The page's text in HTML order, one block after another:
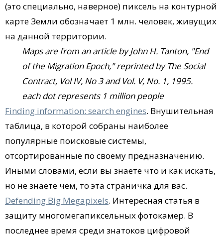
(это специально, наверное) пиксель на контурной
карте Земли обозначает 1 млн. человек, живущих
на данной территории.
Maps are from an article by John H. Tanton, "End
of the Migration Epoch," reprinted by The Social
Contract, Vol IV, No 3 and Vol. V, No. 1, 1995.
each dot represents 1 million people
Finding information: search engines. Внушительная
таблица, в которой собраны наиболее
популярные поисковые системы,
отсортированные по своему предназначению.
Иными словами, если вы знаете что и как искать,
но не знаете чем, то эта страничка для вас.
Defending Big Megapixels. Интересная статья в
защиту многомегапиксельных фотокамер. В
последнее время среди знатоков цифровой